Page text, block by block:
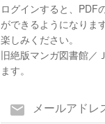
ログインすると、PDF
ができるようになりま
楽しみください。
旧絶版マンガ図書館／
ます。
mail